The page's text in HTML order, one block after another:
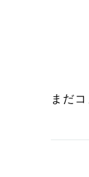
まだ